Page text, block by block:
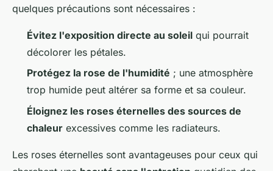
quelques précautions sont nécessaires :
Évitez l'exposition directe au soleil qui pourrait
décolorer les pétales.
Protégez la rose de l'humidité ; une atmosphère
trop humide peut altérer sa forme et sa couleur.
Éloignez les roses éternelles des sources de
chaleur excessives comme les radiateurs.
Les roses éternelles sont avantageuses pour ceux qui